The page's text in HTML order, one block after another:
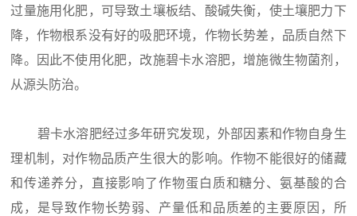
过量施用化肥，可导致土壤板结、酸碱失衡，使土壤肥力下
降，作物根系没有好的吸肥环境，作物长势差，品质自然下
降。因此不使用化肥，改施碧卡水溶肥，增施微生物菌剂，
从源头防治。
碧卡水溶肥经过多年研究发现，外部因素和作物自身生
理机制，对作物品质产生很大的影响。作物不能很好的储藏
和传递养分，直接影响了作物蛋白质和糖分、氨基酸的合
成，是导致作物长势弱、产量低和品质差的主要原因，所